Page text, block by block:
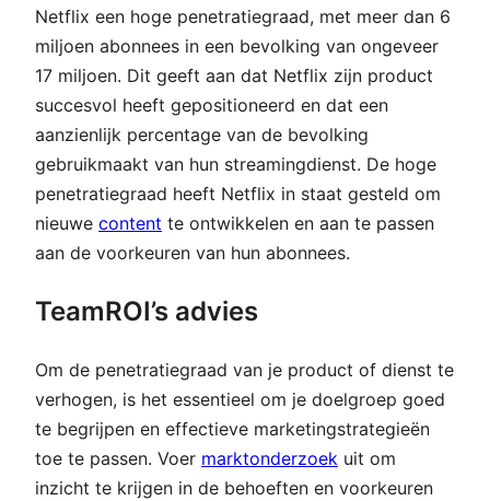
Netflix een hoge penetratiegraad, met meer dan 6
miljoen abonnees in een bevolking van ongeveer
17 miljoen. Dit geeft aan dat Netflix zijn product
succesvol heeft gepositioneerd en dat een
aanzienlijk percentage van de bevolking
gebruikmaakt van hun streamingdienst. De hoge
penetratiegraad heeft Netflix in staat gesteld om
nieuwe content te ontwikkelen en aan te passen
aan de voorkeuren van hun abonnees.
TeamROI’s advies
Om de penetratiegraad van je product of dienst te
verhogen, is het essentieel om je doelgroep goed
te begrijpen en effectieve marketingstrategieën
toe te passen. Voer marktonderzoek uit om
inzicht te krijgen in de behoeften en voorkeuren